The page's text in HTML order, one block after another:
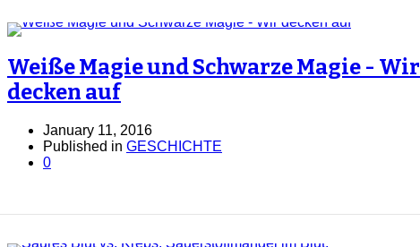
Weiße Magie und Schwarze Magie - Wir
decken auf
January 11, 2016
Published in GESCHICHTE
0